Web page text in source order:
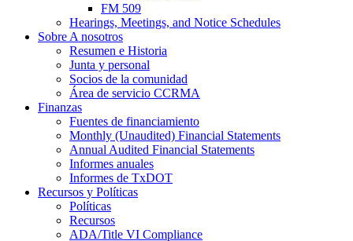
FM 509
Hearings, Meetings, and Notice Schedules
Sobre A nosotros
Resumen e Historia
Junta y personal
Socios de la comunidad
Área de servicio CCRMA
Finanzas
Fuentes de financiamiento
Monthly (Unaudited) Financial Statements
Annual Audited Financial Statements
Informes anuales
Informes de TxDOT
Recursos y Políticas
Políticas
Recursos
ADA/Title VI Compliance